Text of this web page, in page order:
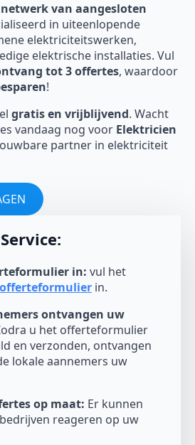
netwerk van aangesloten
in uiteenlopende
elektriciteitswerken,
elektrische installaties. Vul
tot 3 offertes, waardoor
!
gratis en vrijblijvend. Wacht
vandaag nog voor Elektricien
partner in elektriciteit
in: vul het
offerteformulier in.
ontvangen uw
u het offerteformulier
en verzonden, ontvangen
lokale aannemers uw
op maat: Er kunnen
reageren op uw